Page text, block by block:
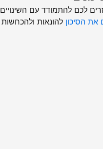
לכם להתמודד עם
את הסיכון להונאות